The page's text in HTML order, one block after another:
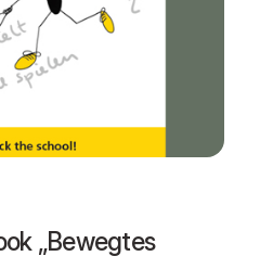
„Bewegtes